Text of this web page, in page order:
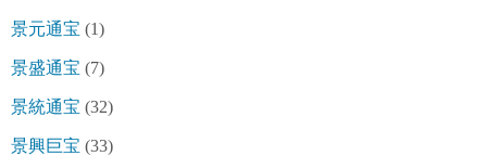
景元通宝 (1)
景盛通宝 (7)
景統通宝 (32)
景興巨宝 (33)